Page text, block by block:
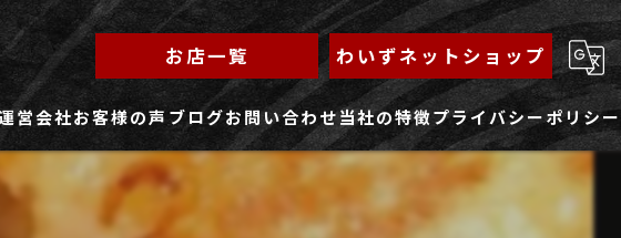
お店一覧 わいずネットショップ
営会社お客様の声 ブログお問い合わせ
求人フォーム
当社の特徴
もんじゃ
プライバシーポリシー